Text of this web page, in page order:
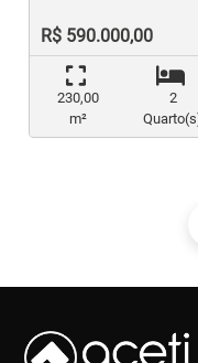
R$ 590.000,00
230,00
m²
2